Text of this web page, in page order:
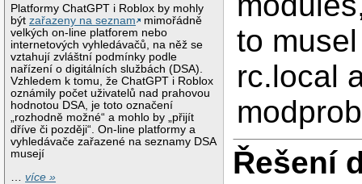
Platformy ChatGPT i Roblox by mohly
býtzařazeny na seznam
mimořádně
velkých on-line platforem nebo
internetových vyhledávačů, na něž se
vztahují zvláštní podmínky podle
nařízení o digitálních službách (DSA).
Vzhledem k tomu, že ChatGPT i Roblox
oznámily počet uživatelů nad prahovou
hodnotou DSA, je toto označení
„rozhodně možné“ a mohlo by „přijít
dříve či později“. On-line platformy a
vyhledávače zařazené na seznamy DSA
musejí
…více »
to
rc.local
Řešení